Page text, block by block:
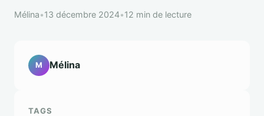
Mélina•13 décembre 2024•12 min de lecture
M Mélina
TAGS